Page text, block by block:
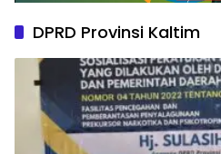
DPRD Provinsi Kaltim